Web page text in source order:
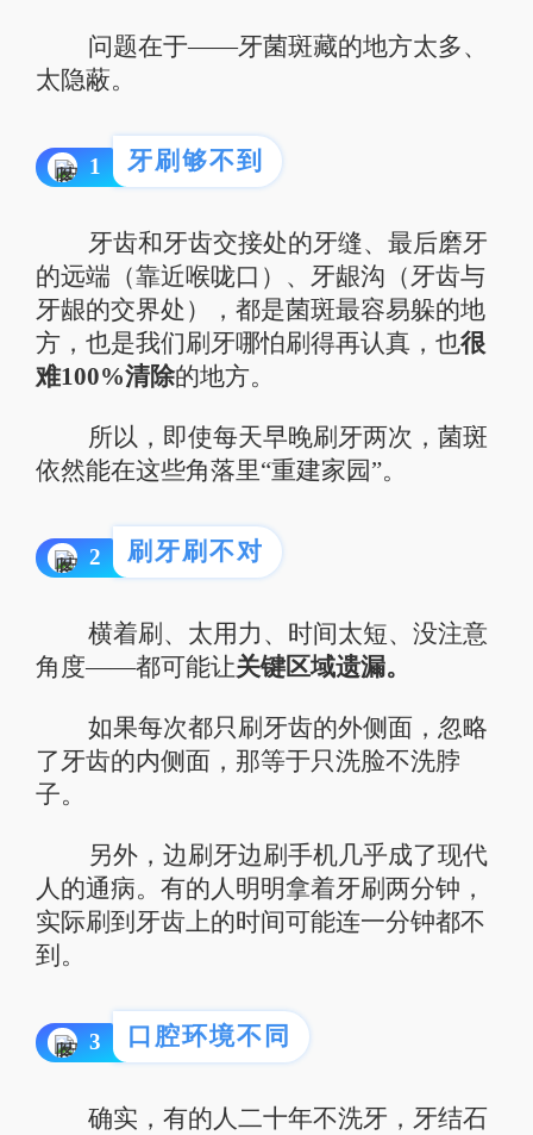
问题在于——牙菌斑藏的地方太多、
太隐蔽。
1 牙刷够不到
牙齿和牙齿交接处的牙缝、最后磨牙
的远端（靠近喉咙口）、 牙龈沟 （牙齿与
牙龈的交界处），都是菌斑最容易躲的地
方，也是我们刷牙哪怕刷得再认真，也很
难100%清除的地方。
所以，即使每天早晚刷牙两次，菌斑
依然能在这些角落里“重建家园”。
2 刷牙刷不对
横着刷、太用力、时间太短、没注意
角度——都可能让关键区域遗漏。
如果每次都只刷牙齿的外侧面，忽略
了牙齿的内侧面，那等于只洗脸不洗脖
子。
另外，边刷牙边刷手机几乎成了现代
人的通病。有的人明明拿着牙刷两分钟，
实际刷到牙齿上的时间可能连一分钟都不
到。
3 口腔环境不同
确实，有的人二十年不洗牙，牙结石